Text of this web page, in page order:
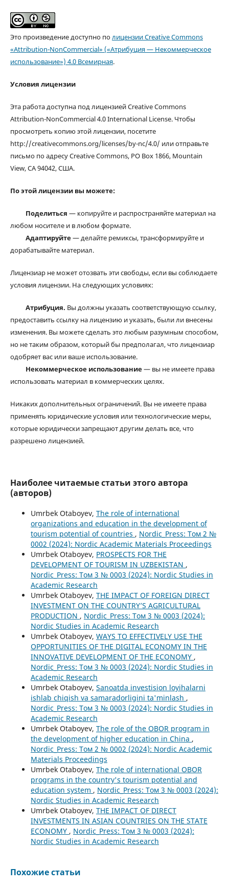
Это произведение доступно полицензии Creative Commons
«Attribution-NonCommercial» («Атрибуция — Некоммерческое
использование») 4.0 Всемирная.
Условия лицензии
Эта работа доступна под лицензией Creative Commons
Attribution-NonCommercial 4.0 International License. Чтобы
просмотреть копию этой лицензии, посетите
http://creativecommons.org/licenses/by-nc/4.0/ или отправьте
письмо по адресу Creative Commons, PO Box 1866, Mountain
View, CA 94042, США.
По этой лицензии вы можете:
Поделиться — копируйте и распространяйте материал на
любом носителе и в любом формате.
Адаптируйте— делайте ремиксы, трансформируйте и
дорабатывайте материал.
Лицензиар не может отозвать эти свободы, если вы соблюдаете
условия лицензии. На следующих условиях:
Атрибуция. Вы должны указать соответствующую ссылку,
предоставить ссылку на лицензию и указать, были ли внесены
изменения. Вы можете сделать это любым разумным способом,
но не таким образом, который бы предполагал, что лицензиар
одобряет вас или ваше использование.
Некоммерческое использование— вы не имеете права
использовать материал в коммерческих целях.
Никаких дополнительных ограничений. Вы не имеете права
применять юридические условия или технологические меры,
которые юридически запрещают другим делать все, что
разрешено лицензией.
Наиболее читаемые статьи этого автора
(авторов)
Umrbek Otaboyev, The role of international
organizations and education in the development of
tourism potential of countries , Nordic_Press: Том 2 №
0002 (2024): Nordic Academic Materials Proceedings
Umrbek Otaboyev, PROSPECTS FOR THE
DEVELOPMENT OF TOURISM IN UZBEKISTAN ,
Nordic_Press: Том 3 № 0003 (2024): Nordic Studies in
Academic Research
Umrbek Otaboyev, THE IMPACT OF FOREIGN DIRECT
INVESTMENT ON THE COUNTRY’S AGRICULTURAL
PRODUCTION , Nordic_Press: Том 3 № 0003 (2024):
Nordic Studies in Academic Research
Umrbek Otaboyev, WAYS TO EFFECTIVELY USE THE
OPPORTUNITIES OF THE DIGITAL ECONOMY IN THE
INNOVATIVE DEVELOPMENT OF THE ECONOMY ,
Nordic_Press: Том 3 № 0003 (2024): Nordic Studies in
Academic Research
Umrbek Otaboyev, Sanoatda investision loyihalarni
ishlab chiqish va samaradorligini ta'minlash ,
Nordic_Press: Том 3 № 0003 (2024): Nordic Studies in
Academic Research
Umrbek Otaboyev, The role of the OBOR program in
the development of higher education in China ,
Nordic_Press: Том 2 № 0002 (2024): Nordic Academic
Materials Proceedings
Umrbek Otaboyev, The role of international OBOR
programs in the country's tourism potential and
education system , Nordic_Press: Том 3 № 0003 (2024):
Nordic Studies in Academic Research
Umrbek Otaboyev, THE IMPACT OF DIRECT
INVESTMENTS IN ASIAN COUNTRIES ON THE STATE
ECONOMY , Nordic_Press: Том 3 № 0003 (2024):
Nordic Studies in Academic Research
Похожие статьи